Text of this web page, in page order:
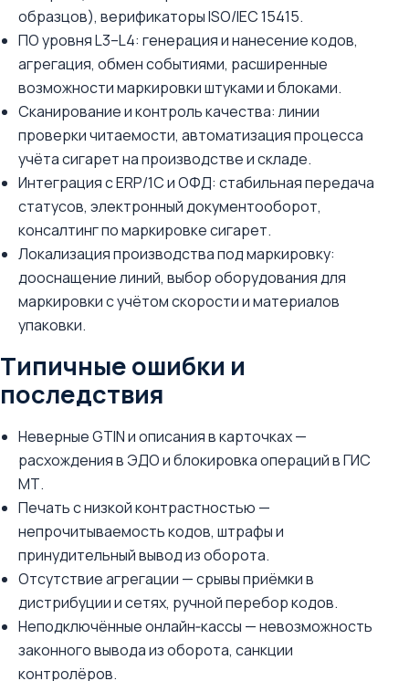
образцов), верификаторы ISO/IEC 15415.
ПО уровня L3–L4: генерация и нанесение кодов,
агрегация, обмен событиями, расширенные
возможности маркировки штуками и блоками.
Сканирование и контроль качества: линии
проверки читаемости, автоматизация процесса
учёта сигарет на производстве и складе.
Интеграция с ERP/1С и ОФД: стабильная передача
статусов, электронный документооборот,
консалтинг по маркировке сигарет.
Локализация производства под маркировку:
дооснащение линий, выбор оборудования для
маркировки с учётом скорости и материалов
упаковки.
Типичные ошибки и
последствия
Неверные GTIN и описания в карточках —
расхождения в ЭДО и блокировка операций в ГИС
МТ.
Печать с низкой контрастностью —
непрочитываемость кодов, штрафы и
принудительный вывод из оборота.
Отсутствие агрегации — срывы приёмки в
дистрибуции и сетях, ручной перебор кодов.
Неподключённые онлайн‑кассы — невозможность
законного вывода из оборота, санкции
контролёров.